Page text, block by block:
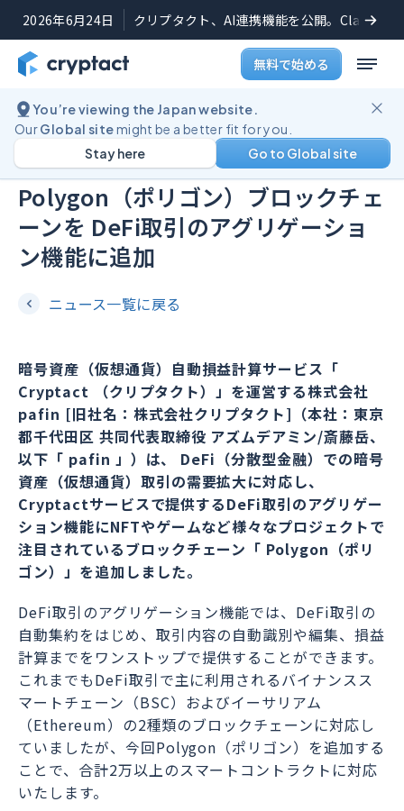
2026年6月24日 クリプタクト、AI連携機能を公開。Claude
無料で始める
You’re viewing the Japan website.
OurGlobal sitemight be a better fit for you.
Go to Global site
Stay here
プレスリリース
NFTマーケットなどでも注目される
Polygon（ポリゴン）ブロックチェ
ーンを DeFi取引のアグリゲーショ
ン機能に追加
ニュース一覧に戻る
暗号資産（仮想通貨）自動損益計算サービス「
Cryptact （クリプタクト）」を運営する株式会社
pafin [旧社名：株式会社クリプタクト]（本社：東京
都千代田区 共同代表取締役 アズムデアミン/斎藤岳、
以下「 pafin 」）は、 DeFi（分散型金融）での暗号
資産（仮想通貨）取引の需要拡大に対応し、
Cryptactサービスで提供するDeFi取引のアグリゲー
ション機能にNFTやゲームなど様々なプロジェクトで
注目されているブロックチェーン「 Polygon（ポリ
ゴン）」を追加しました。
DeFi取引のアグリゲーション機能では、DeFi取引の
自動集約をはじめ、取引内容の自動識別や編集、損益
計算までをワンストップで提供することができます。
これまでもDeFi取引で主に利用されるバイナンスス
マートチェーン（BSC）およびイーサリアム
（Ethereum）の2種類のブロックチェーンに対応し
ていましたが、今回Polygon（ポリゴン）を追加する
ことで、合計2万以上のスマートコントラクトに対応
いたします。